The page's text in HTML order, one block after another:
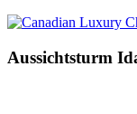
Aussichtsturm